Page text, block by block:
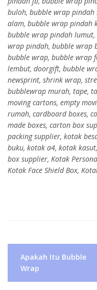
buloh, bubble wrap
alam, bubble wrap pindah
bubble wrap pindah
wrap pindah, bubble wrap
bubble wrap, bubble wrap
lembut, doorgift, bubble
newsprint, shrink wrap,
bubblewrap murah, tape,
moving cartons, empty
rumah, cardboard boxes,
made boxes, carton box
packing supplier, kotak
buku, kotak a4, kotak
box supplier, Kotak
Kotak Face Shield Box,
Post
navigation
Apakah Itu Bubble
Wrap